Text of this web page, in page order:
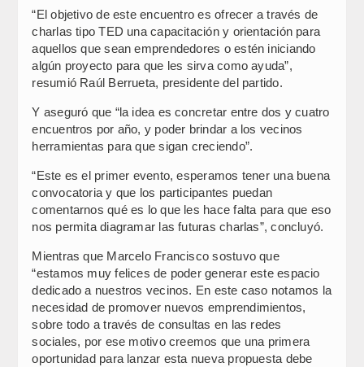
“El objetivo de este encuentro es ofrecer a través de
charlas tipo TED una capacitación y orientación para
aquellos que sean emprendedores o estén iniciando
algún proyecto para que les sirva como ayuda”,
resumió Raúl Berrueta, presidente del partido.
Y aseguró que “la idea es concretar entre dos y cuatro
encuentros por año, y poder brindar a los vecinos
herramientas para que sigan creciendo”.
“Este es el primer evento, esperamos tener una buena
convocatoria y que los participantes puedan
comentarnos qué es lo que les hace falta para que eso
nos permita diagramar las futuras charlas”, concluyó.
Mientras que Marcelo Francisco sostuvo que
“estamos muy felices de poder generar este espacio
dedicado a nuestros vecinos. En este caso notamos la
necesidad de promover nuevos emprendimientos,
sobre todo a través de consultas en las redes
sociales, por ese motivo creemos que una primera
oportunidad para lanzar esta nueva propuesta debe